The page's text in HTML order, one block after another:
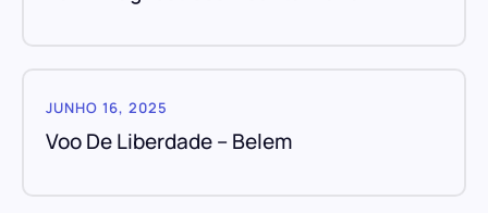
JUNHO 16, 2025
Voo De Liberdade – Belem